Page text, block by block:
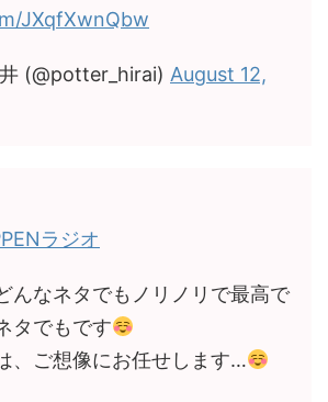
JXqfXwnQbw
(@potter_hirai) August 12,
ラジオ
んなネタでもノリノリで最高で
タでもです
、ご想像にお任せします…